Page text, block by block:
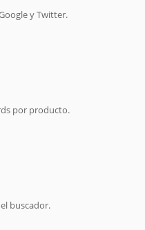
y Twitter.
por producto.
buscador.